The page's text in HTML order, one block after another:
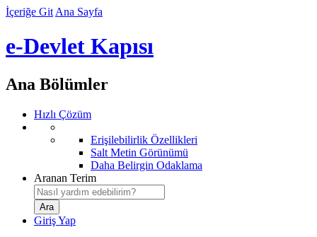
İçeriğe Git Ana Sayfa
e-Devlet Kapısı
Ana Bölümler
Hızlı Çözüm
Erişilebilirlik Özellikleri
Salt Metin Görünümü
Daha Belirgin Odaklama
Aranan Terim
Giriş Yap